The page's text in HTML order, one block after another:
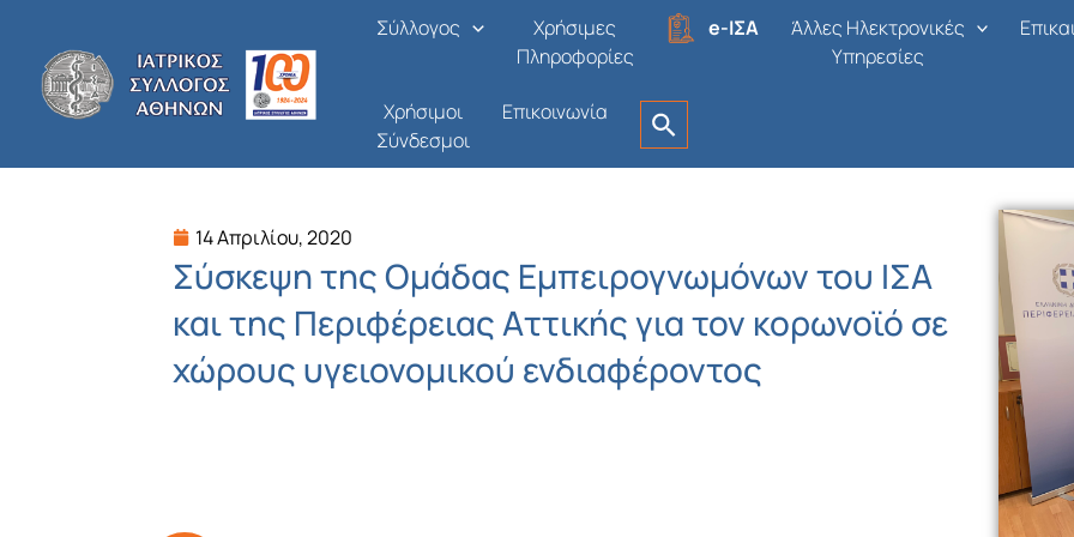
περιεχόμενο
Σύλλογος
Χρήσιμες
Πληροφορίες
e-ΙΣΑ
Άλλες Ηλεκτρονικές
Υπηρεσίες
Χρήσιμοι
Σύνδεσμοι
Επικοινωνία
14 Απριλίου, 2020
Σύσκεψη της Ομάδας Εμπειρογνωμόνων του ΙΣΑ
και της Περιφέρειας Αττικής για τον κορωνοϊό σε
χώρους υγειονομικού ενδιαφέροντος